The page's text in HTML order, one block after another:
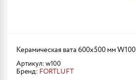
Керамическая вата 600х500 мм W100
Артикул: w100
Бренд: FORTLUFT